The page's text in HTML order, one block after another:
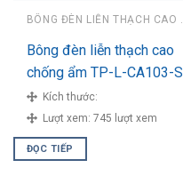
Bông đèn liễn thạch cao
chống ẩm TP-L-CA103-S
Kích thước:
Lượt xem: 745 lượt xem
ĐỌC TIẾP